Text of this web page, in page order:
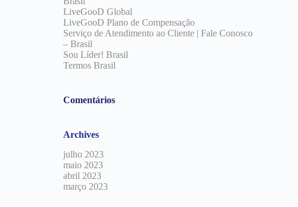
LiveGooD Global
LiveGooD Plano de Compensação
Serviço de Atendimento ao Cliente | Fale Conosco
– Brasil
Sou Líder! Brasil
Termos Brasil
Comentários
Archives
julho 2023
maio 2023
abril 2023
março 2023